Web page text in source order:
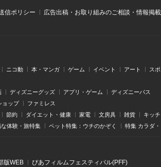
信ポリシー
広告出稿・お取り組みのご相談・情報掲
ニコ動 本・マンガ ゲーム イベント アート ス
ディズニーグッズ アプリ・ゲーム ディズニーパス
ョップ ファミレス
節約 ダイエット・健康 家電 文房具 雑貨 キッ
体験・旅特集 ペット特集：ウチのかぞく 特集 カラダ
版WEB ぴあフィルムフェスティバル(PFF)